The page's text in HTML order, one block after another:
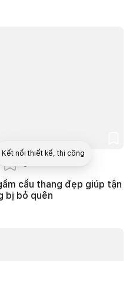
cầu thang đẹp giúp tận
bị bỏ quên
Kết nối thiết kế, thi công
Mua sắm hoàn thiện nhà